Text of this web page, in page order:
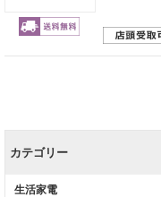
カテゴリー
生活家電